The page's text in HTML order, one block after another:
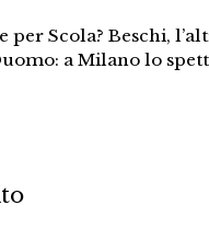
per Scola? Beschi,
a Milano lo